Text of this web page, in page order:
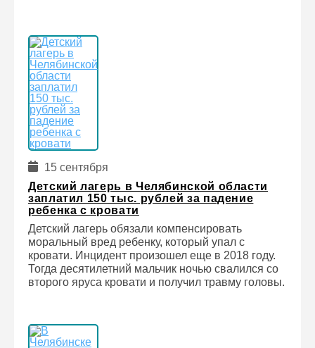
15 сентября
Детский лагерь в Челябинской области
заплатил 150 тыс. рублей за падение
ребенка с кровати
Детский лагерь обязали компенсировать
моральный вред ребенку, который упал с
кровати. Инцидент произошел еще в 2018 году.
Тогда десятилетний мальчик ночью свалился со
второго яруса кровати и получил травму головы.